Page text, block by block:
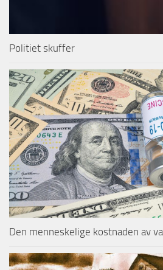
Politiet skuffer
Den menneskelige kostnaden av